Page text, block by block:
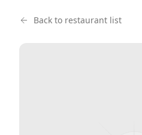
Back to restaurant list